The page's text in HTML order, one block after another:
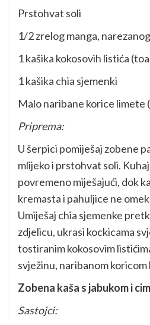
Prstohvat soli
1/2 zrelog manga,
1 kašika kokosovih listića
1 kašika chia sjemenki
Malo naribane korice limete
Priprema:
U šerpici pomiješaj zobene
mlijeko i prstohvat soli.
povremeno miješajući, dok
kremasta i pahuljice ne
Umiješaj chia sjemenke
zdjelicu, ukrasi kockicama
tostiranim kokosovim
svježinu, naribanom koricom
Zobena kaša s jabukom i
Sastojci: